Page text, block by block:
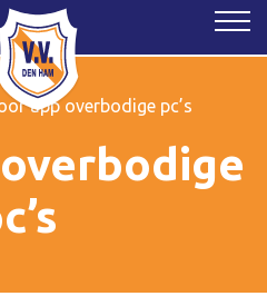
app overbodige pc’s